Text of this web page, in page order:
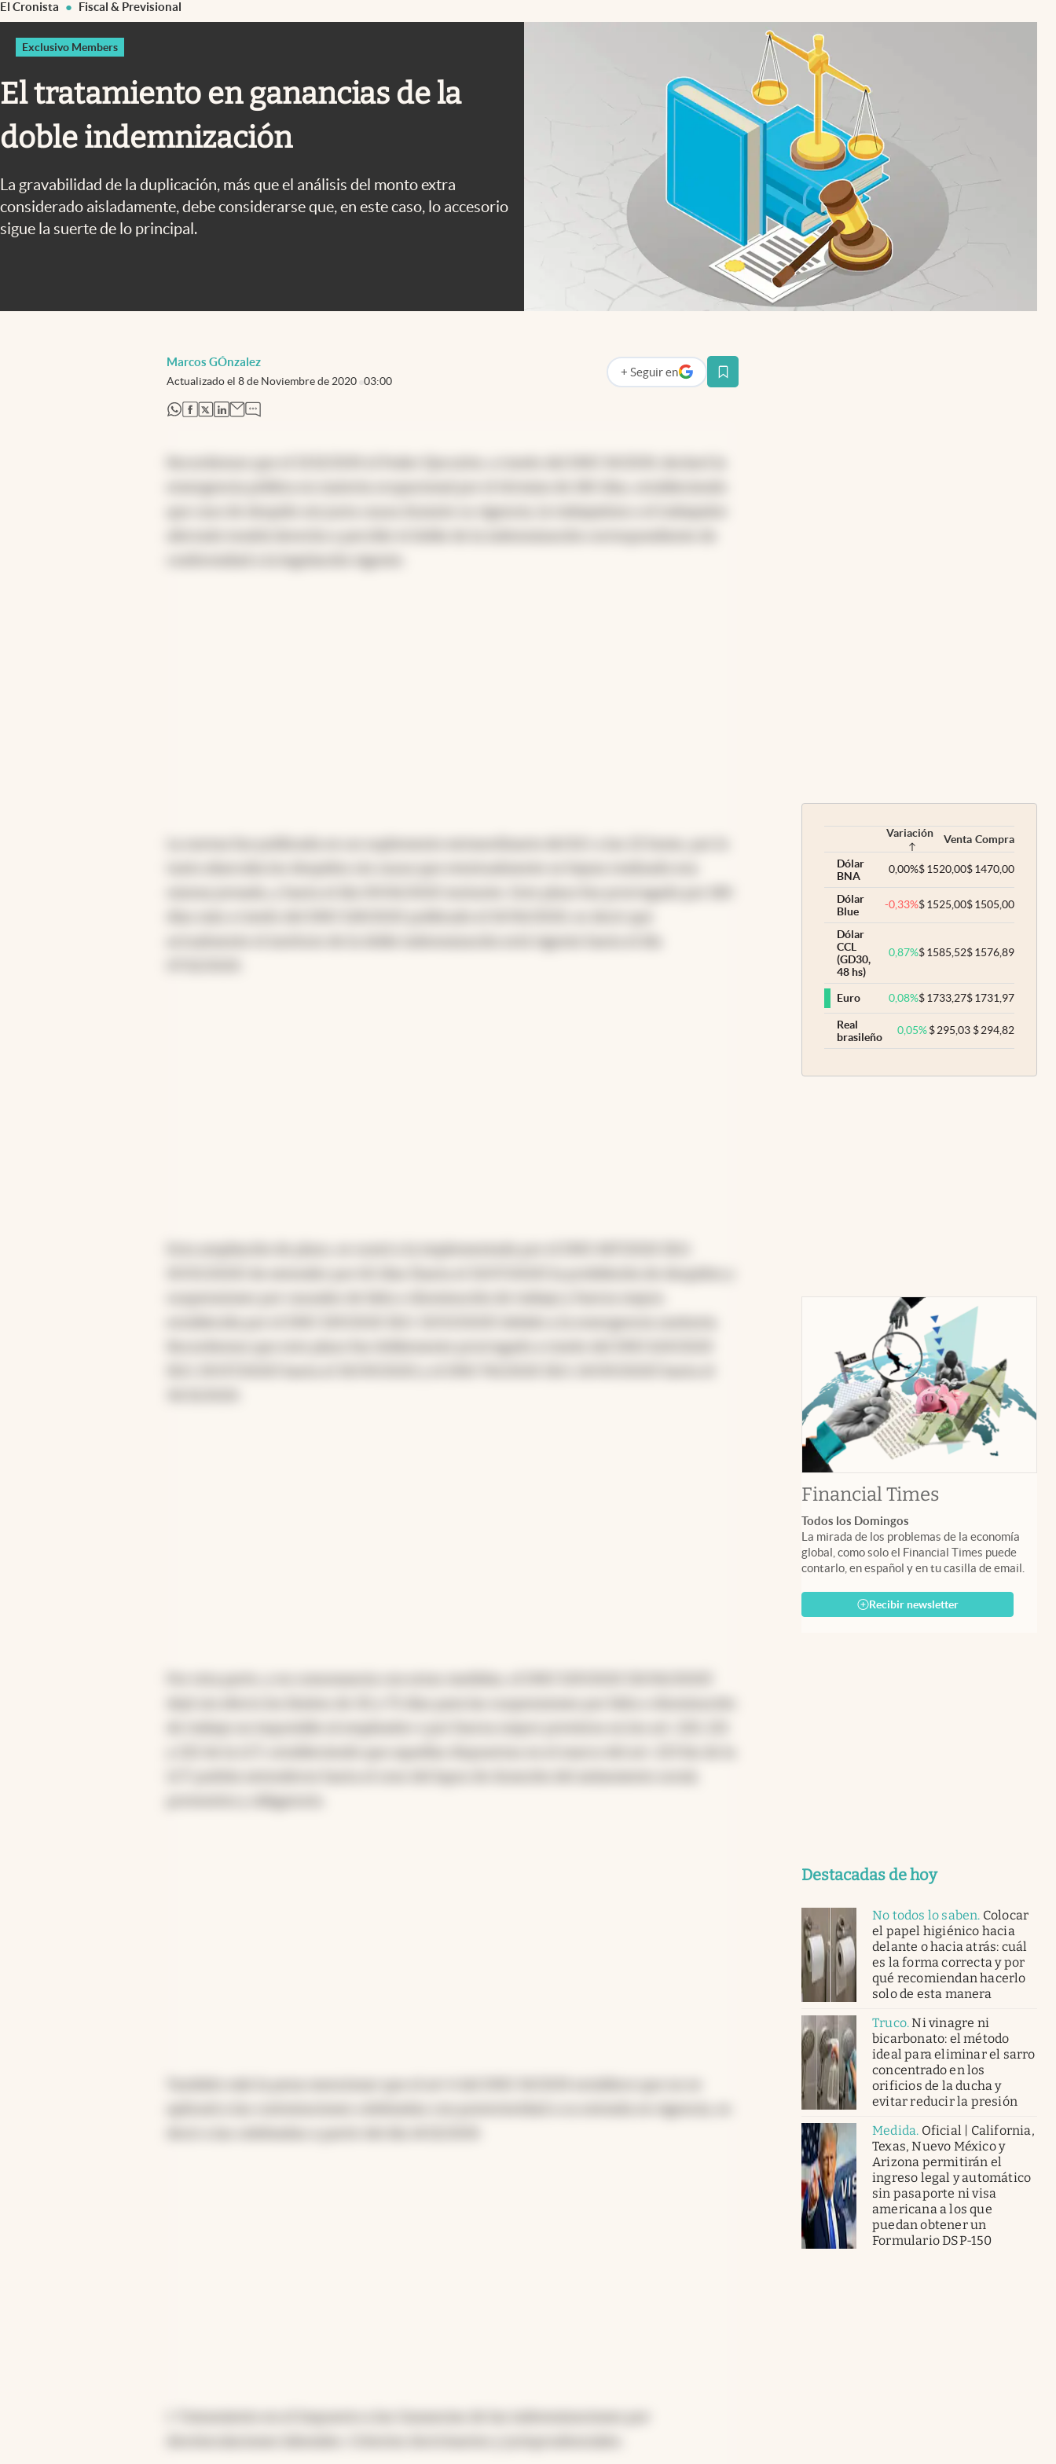
Infotechnology
Clase
Mundial 2026
Eventos Corporativos
Mediakit
El Cronista Fiscal & Previsional
Exclusivo Members
El tratamiento en ganancias de la
doble indemnización
La gravabilidad de la duplicación, más que el análisis del monto extra
considerado aisladamente, debe considerarse que, en este caso, lo accesorio
sigue la suerte de lo principal.
Marcos GÓnzalez
Actualizado el 8 de Noviembre de 2020 03:00
+ Seguir en
abre en nueva pestaña
abre en nueva pestaña
abre en nueva pestaña
abre en nueva pestaña
abre en nueva pestaña
Variación Venta Compra
Dólar
BNA
0,00%$1520,00$1470,00
Dólar
Blue
-0,33%$1525,00$1505,00
Dólar
CCL
(GD30,
48 hs)
0,87%$1585,52$1576,89
Euro 0,08%$1733,27$1731,97
Real
brasileño
0,05% $295,03 $294,82
Financial Timesabre en
Todos los Domingos
La mirada de los problemas de la economía
global, como solo el Financial Times puede
contarlo, en español y en tu casilla de email.
Recibir newsletter
Destacadas de hoy
No todos lo saben. Colocar
el papel higiénico hacia
delante o hacia atrás: cuál
es la forma correcta y por
qué recomiendan hacerlo
solo de esta manera
Truco.Ni vinagre ni
bicarbonato: el método
ideal para eliminar el sarro
concentrado en los
orificios de la ducha y
evitar reducir la presión
Medida. Oficial | California,
Texas, Nuevo México y
Arizona permitirán el
ingreso legal y automático
sin pasaporte ni visa
americana a los que
puedan obtener un
Formulario DSP-150